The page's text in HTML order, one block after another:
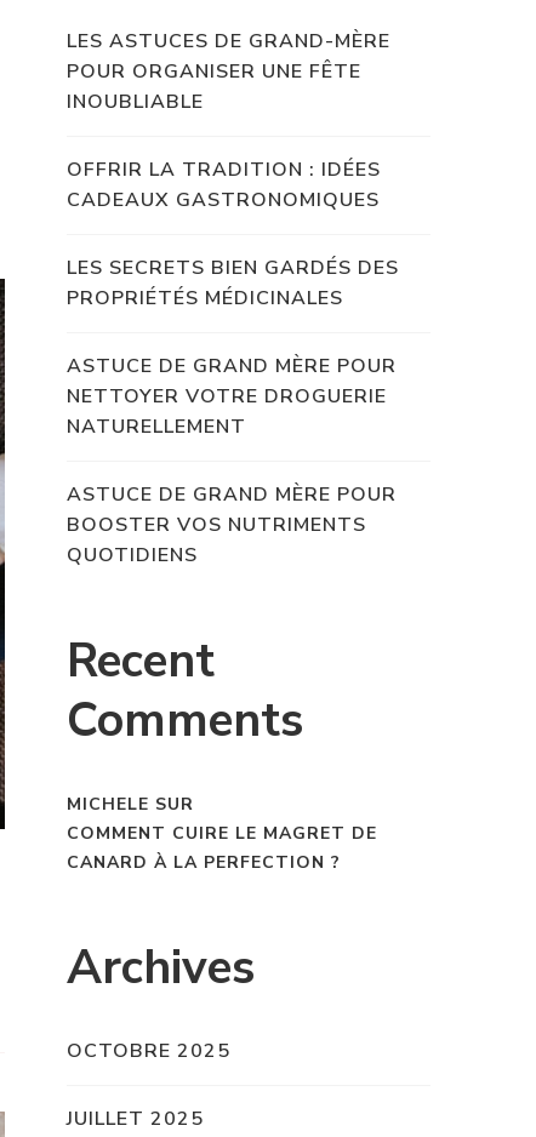
LES ASTUCES DE GRAND-MÈRE
POUR ORGANISER UNE FÊTE
INOUBLIABLE
OFFRIR LA TRADITION : IDÉES
CADEAUX GASTRONOMIQUES
LES SECRETS BIEN GARDÉS DES
PROPRIÉTÉS MÉDICINALES
ASTUCE DE GRAND MÈRE POUR
NETTOYER VOTRE DROGUERIE
NATURELLEMENT
ASTUCE DE GRAND MÈRE POUR
BOOSTER VOS NUTRIMENTS
QUOTIDIENS
Recent
Comments
MICHELE SUR
COMMENT CUIRE LE MAGRET DE
CANARD À LA PERFECTION ?
Archives
OCTOBRE 2025
JUILLET 2025